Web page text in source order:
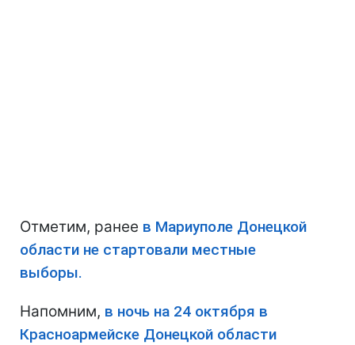
Отметим, ранее в Мариуполе Донецкой
области не стартовали местные
выборы.
Напомним, в ночь на 24 октября в
Красноармейске Донецкой области